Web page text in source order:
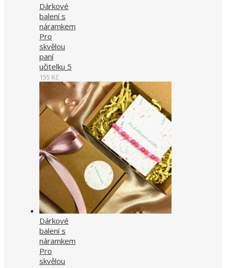
Dárkové
balení s
náramkem
Pro
skvělou
paní
učitelku 5
155 Kč
Dárkové
balení s
náramkem
Pro
skvělou